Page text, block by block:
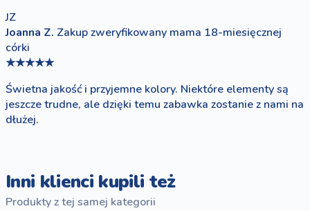
JZ
Joanna Z. Zakup zweryfikowany mama 18-miesięcznej
córki
★★★★★
Świetna jakość i przyjemne kolory. Niektóre elementy są
jeszcze trudne, ale dzięki temu zabawka zostanie z nami na
dłużej.
Inni klienci kupili też
Produkty z tej samej kategorii